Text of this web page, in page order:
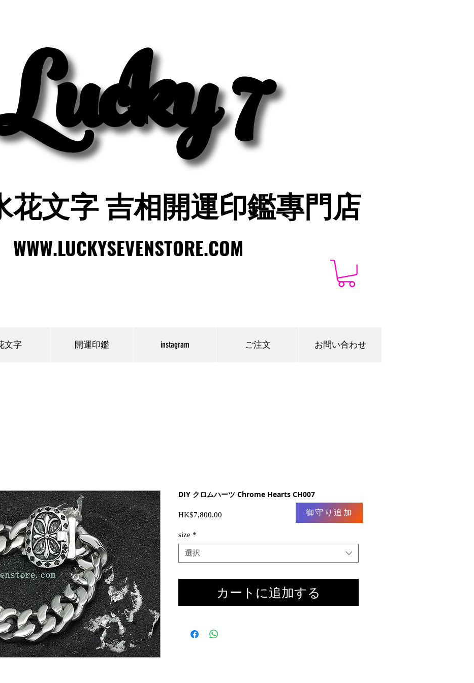
7
7
花文字 吉相開運印鑑專門店
花文字 吉相開運印鑑專門店
WWW.LUCKYSEVENSTORE.COM
WWW.LUCKYSEVENSTORE.COM
文字 開運印鑑 instagram ご注文 お問い合わせ
DIY クロムハーツ Chrome Hearts CH007
HK$7,800.00
size *
選択
カートに追加する
御守り追加